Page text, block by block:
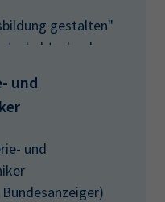
gestalten"
und
und